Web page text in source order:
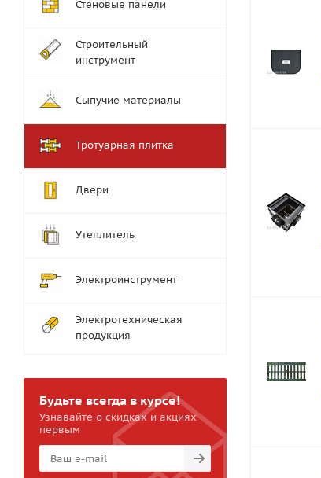
Стеновые панели
Строительный
инструмент
Сыпучие материалы
Тротуарная плитка
Двери
Утеплитель
Электроинструмент
Электротехническая
продукция
Будьте всегда в курсе!
Узнавайте о скидках и акциях
первым